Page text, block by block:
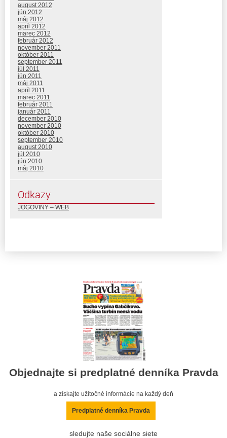
august 2012
jún 2012
máj 2012
apríl 2012
marec 2012
február 2012
november 2011
október 2011
september 2011
júl 2011
jún 2011
máj 2011
apríl 2011
marec 2011
február 2011
január 2011
december 2010
november 2010
október 2010
september 2010
august 2010
júl 2010
jún 2010
máj 2010
Odkazy
JOGOVINY – WEB
Objednajte si predplatné denníka Pravda
a získajte užitočné informácie na každý deň
Predplatné denníka Pravda
sledujte naše sociálne siete